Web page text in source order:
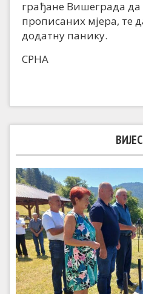
грађане Вишеграда да
прописаних мјера, те
додатну панику.
СРНА